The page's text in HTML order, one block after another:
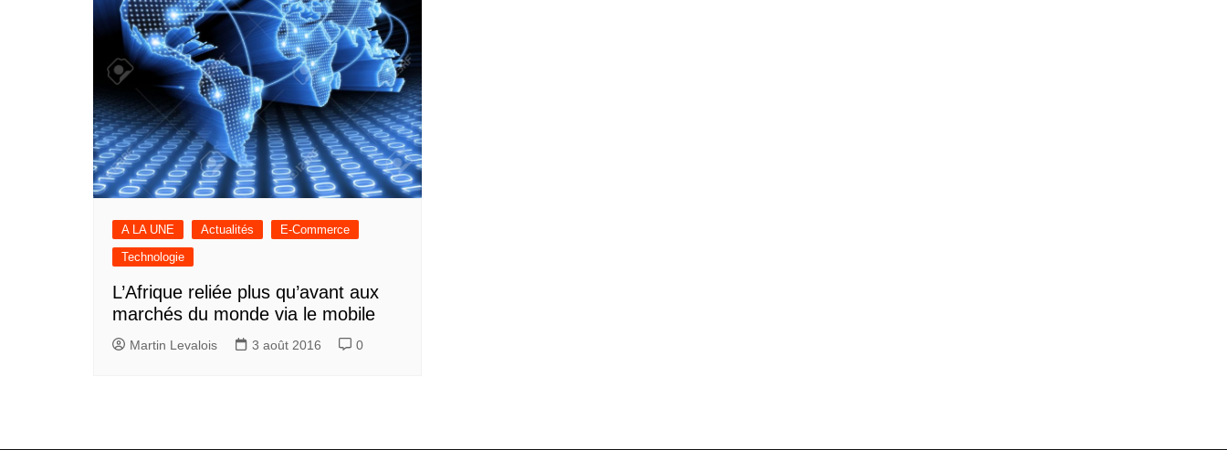
A LA UNE Actualités
E-Commerce
Technologie
L’Afrique reliée plus qu’avant aux
marchés du monde via le mobile
Martin Levalois 3 août 2016 0